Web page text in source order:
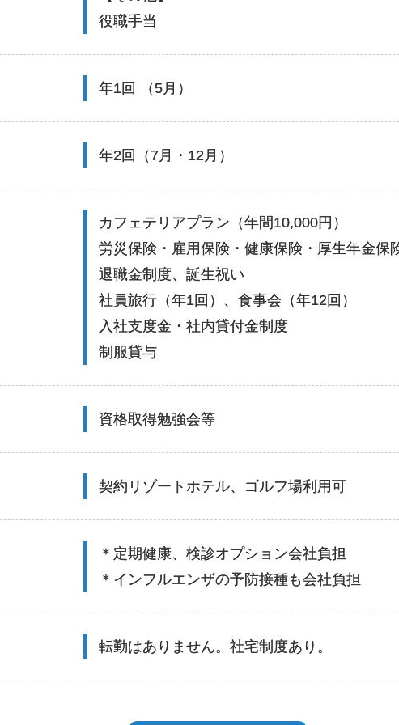
役職手当
年1回 （5月）
年2回（7月・12月）
カフェテリアプラン（年間10,000円）
労災保険・雇用保険・健康保険・厚生年金保
退職金制度、誕生祝い
社員旅行（年1回）、食事会（年12回）
入社支度金・社内貸付金制度
制服貸与
資格取得勉強会等
契約リゾートホテル、ゴルフ場利用可
＊定期健康、検診オプション会社負担
＊インフルエンザの予防接種も会社負担
転勤はありません。社宅制度あり。